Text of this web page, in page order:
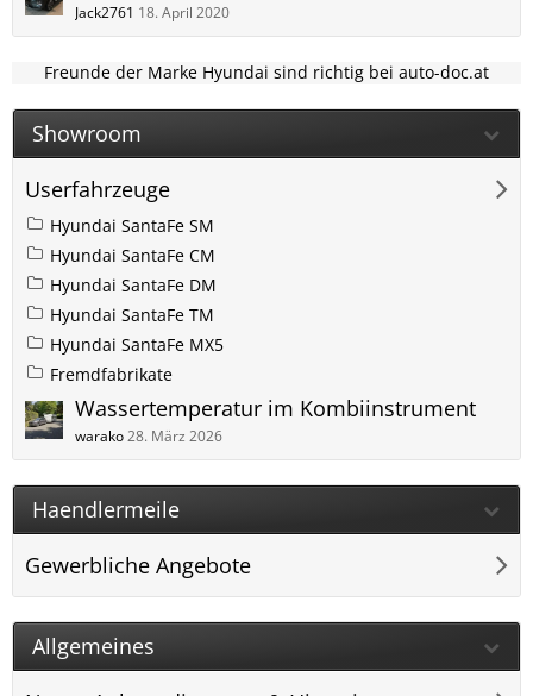
Jack2761 18. April 2020
Freunde der Marke Hyundai sind richtig bei auto-doc.at
Showroom
Userfahrzeuge
Hyundai SantaFe SM
Hyundai SantaFe CM
Hyundai SantaFe DM
Hyundai SantaFe TM
Hyundai SantaFe MX5
Fremdfabrikate
Wassertemperatur im Kombiinstrument
warako28. März 2026
Haendlermeile
Gewerbliche Angebote
Allgemeines